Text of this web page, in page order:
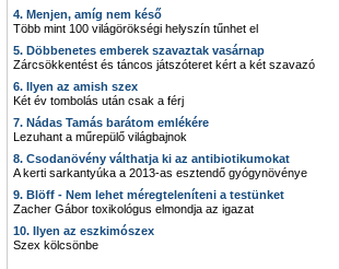
4. Menjen, amíg nem késő
Több mint 100 világörökségi helyszín tűnhet el
5. Döbbenetes emberek szavaztak vasárnap
Zárcsökkentést és táncos játszóteret kért a két szavazó
6. Ilyen az amish szex
Két év tombolás után csak a férj
7. Nádas Tamás barátom emlékére
Lezuhant a műrepülő világbajnok
8. Csodanövény válthatja ki az antibiotikumokat
A kerti sarkantyúka a 2013-as esztendő gyógynövénye
9. Blöff - Nem lehet méregteleníteni a testünket
Zacher Gábor toxikológus elmondja az igazat
10. Ilyen az eszkimószex
Szex kölcsönbe